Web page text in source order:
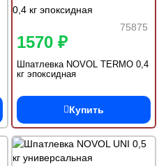
75875
1570 ₽
Шпатлевка NOVOL TERMO 0,4
кг эпоксидная
Купить